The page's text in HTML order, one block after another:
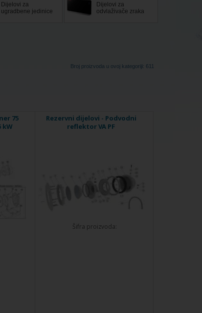
Dijelovi za
ugradbene jedinice
Dijelovi za
odvlaživače zraka
Broj proizvoda u ovoj kategoriji: 611
75
kW
Rezervni dijelovi - Podvodni
reflektor VA PF
Šifra proizvoda: